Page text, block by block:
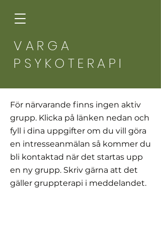
VARGA
PSYKOTERAPI
För närvarande finns ingen aktiv
grupp. Klicka på länken nedan och
fyll i dina uppgifter om du vill göra
en intresseanmälan så kommer du
bli kontaktad när det startas upp
en ny grupp. Skriv gärna att det
gäller gruppterapi i meddelandet.